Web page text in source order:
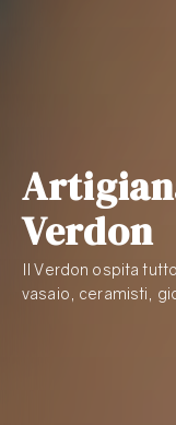
Verdon
Il Verdon ospita
vasaio, ceramisti,